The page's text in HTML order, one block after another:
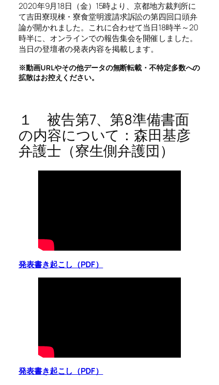
2020年9月18日（金）15時より、京都地方裁判所に
て吉田寮現棟・寮食堂明渡請求訴訟の第四回口頭弁
論が開かれました。これに合わせて当日18時半～20
時半に、オンラインでの報告集会を開催しました。
当日の登壇者の発表内容を掲載します。
※動画URLやその他データの無断転載・不特定多数への
拡散はお控えください。
１ 被告第7、第8準備書面
の内容について：森田基彦
弁護士（寮生側弁護団）
発表書き起こし（PDF）
発表書き起こし（PDF）